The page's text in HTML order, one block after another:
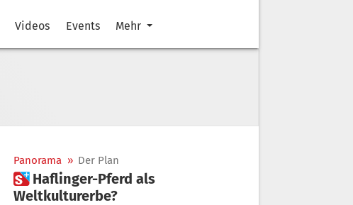
Videos Events Mehr
Panorama » Der Plan
 Haflinger-Pferd als
Weltkulturerbe?